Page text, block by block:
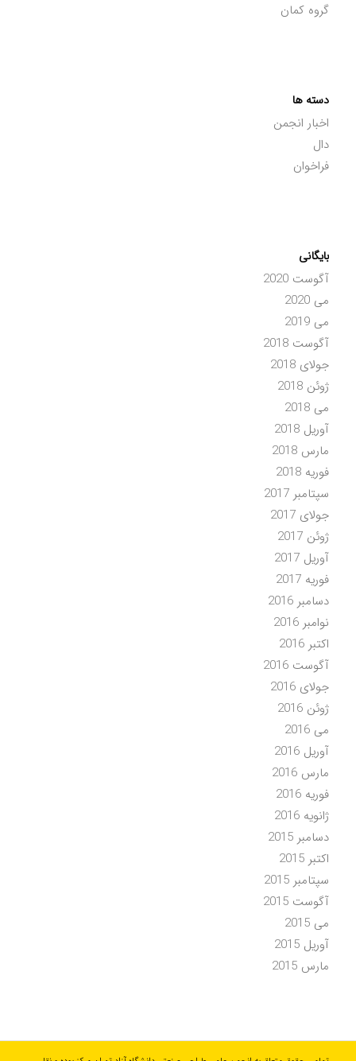
گروه کمان
دسته ها
اخبار انجمن
دال
فراخوان
بایگانی
آگوست 2020
می 2020
می 2019
آگوست 2018
جولای 2018
ژوئن 2018
می 2018
آوریل 2018
مارس 2018
فوریه 2018
سپتامبر 2017
جولای 2017
ژوئن 2017
آوریل 2017
فوریه 2017
دسامبر 2016
نوامبر 2016
اکتبر 2016
آگوست 2016
جولای 2016
ژوئن 2016
می 2016
آوریل 2016
مارس 2016
فوریه 2016
ژانویه 2016
دسامبر 2015
اکتبر 2015
سپتامبر 2015
آگوست 2015
می 2015
آوریل 2015
مارس 2015